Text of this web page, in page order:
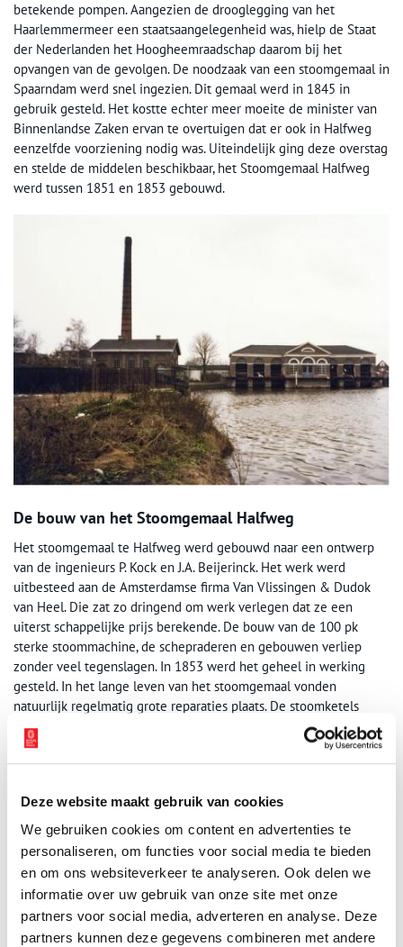
Deze website maakt gebruik van cookies
We gebruiken cookies om content en advertenties te
personaliseren, om functies voor social media te bieden
en om ons websiteverkeer te analyseren. Ook delen we
informatie over uw gebruik van onze site met onze
partners voor social media, adverteren en analyse. Deze
partners kunnen deze gegevens combineren met andere
betekende pompen. Aangezien de drooglegging van het
Haarlemmermeer een staatsaangelegenheid was, hielp de Staat
der Nederlanden het Hoogheemraadschap daarom bij het
opvangen van de gevolgen. De noodzaak van een stoomgemaal in
Spaarndam werd snel ingezien. Dit gemaal werd in 1845 in
gebruik gesteld. Het kostte echter meer moeite de minister van
Binnenlandse Zaken ervan te overtuigen dat er ook in Halfweg
eenzelfde voorziening nodig was. Uiteindelijk ging deze overstag
en stelde de middelen beschikbaar, het Stoomgemaal Halfweg
werd tussen 1851 en 1853 gebouwd.
De bouw van het Stoomgemaal Halfweg
Het stoomgemaal te Halfweg werd gebouwd naar een ontwerp
van de ingenieurs P. Kock en J.A. Beijerinck. Het werk werd
uitbesteed aan de Amsterdamse firma Van Vlissingen & Dudok
van Heel. Die zat zo dringend om werk verlegen dat ze een
uiterst schappelijke prijs berekende. De bouw van de 100 pk
sterke stoommachine, de schepraderen en gebouwen verliep
zonder veel tegenslagen. In 1853 werd het geheel in werking
gesteld. In het lange leven van het stoomgemaal vonden
natuurlijk regelmatig grote reparaties plaats. De stoomketels
moesten gemiddeld eens in de veertig jaar vervangen worden en
in 1923 kwam er een nieuwe stoommachine van Stork in
Hengelo.